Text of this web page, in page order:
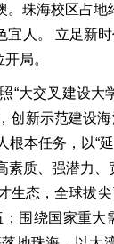
珠海校区占
人。 立足新
局。
大交叉建设大
新示范建设
本任务，以“
质、强潜力
生态，全球拔
围绕国家重